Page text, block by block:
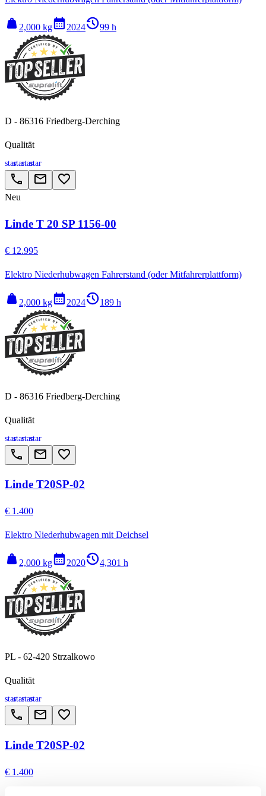
weight 2,000 kgcalendar_month2024history_299 h
D - 86316 Friedberg-Derching
Qualität
starstarstarstar
call email favorite_border
Neu
Linde T 20 SP 1156-00
€ 12.995
Elektro Niederhubwagen Fahrerstand (oder Mitfahrerplattform)
weight 2,000 kgcalendar_month2024history_2189 h
D - 86316 Friedberg-Derching
Qualität
starstarstarstar
call email favorite_border
Linde T20SP-02
€ 1.400
Elektro Niederhubwagen mit Deichsel
weight 2,000 kgcalendar_month2020history_24,301 h
PL - 62-420 Strzalkowo
Qualität
starstarstarstar
call email favorite_border
Linde T20SP-02
€ 1.400